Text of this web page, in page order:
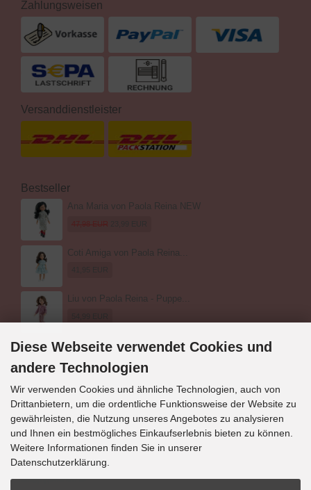
Zahlungsweisen
Versanddienstleister
Bestseller
Ana Maria von Paola Reina NEW
Coti Amiga von Paola Reina...
Liu von Paola Reina - Puppe...
54,99 EUR
Kontakt
Puppen-Markt
Alexandra Zelobkov
Eschenweg 13
21423 Winsen (Luhe)
info@puppen-markt.de
Diese Webseite verwendet Cookies und
andere Technologien
Wir verwenden Cookies und ähnliche Technologien, auch von
Drittanbietern, um die ordentliche Funktionsweise der Website zu
gewährleisten, die Nutzung unseres Angebotes zu analysieren
und Ihnen ein bestmögliches Einkaufserlebnis bieten zu können.
Weitere Informationen finden Sie in unserer
Datenschutzerklärung.